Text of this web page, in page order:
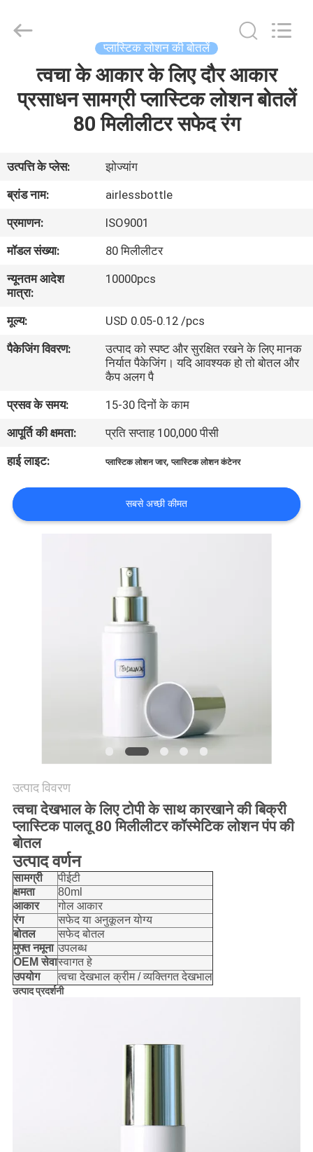
हमारे
बारे
में
कारखाना
भ्रमण
गुणवत्ता
नियंत्रण
संपर्क
करें
एक
उद्धरण
की
Haojin
Plastic
प्लास्टिक लोशन की बोतलें
त्वचा के आकार के लिए दौर आकार
प्रसाधन सामग्री प्लास्टिक लोशन बोतलें
80 मिलीलीटर सफेद रंग
उत्पत्ति के प्लेस:
झोज्यांग
ब्रांड नाम:
airlessbottle
प्रमाणन:
ISO9001
मॉडल संख्या:
80 मिलीलीटर
न्यूनतम आदेश
मात्रा:
10000pcs
मूल्य:
USD 0.05-0.12 /pcs
पैकेजिंग विवरण:
उत्पाद को स्पष्ट और सुरक्षित रखने के लिए मानक
निर्यात पैकेजिंग। यदि आवश्यक हो तो बोतल और
कैप अलग पै
प्रसव के समय:
15-30 दिनों के काम
आपूर्ति की क्षमता:
प्रति सप्ताह 100,000 पीसी
हाई लाइट:
प्लास्टिक लोशन जार,प्लास्टिक लोशन कंटेनर
सबसे अच्छी कीमत
उत्पाद विवरण
त्वचा देखभाल के लिए टोपी के साथ कारखाने की बिक्री
प्लास्टिक पालतू 80 मिलीलीटर कॉस्मेटिक लोशन पंप की
बोतल
उत्पाद वर्णन
सामग्री
पीईटी
क्षमता
80ml
आकार
गोल आकार
रंग
सफेद या अनुकूलन योग्य
बोतल
सफेद बोतल
मुफ्त नमूना उपलब्ध
OEM सेवास्वागत हे
उपयोग
त्वचा देखभाल क्रीम / व्यक्तिगत देखभाल
उत्पाद प्रदर्शनी